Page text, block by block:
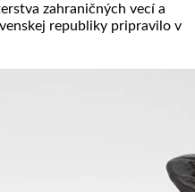
zahraničných vecí a
republiky pripravilo v